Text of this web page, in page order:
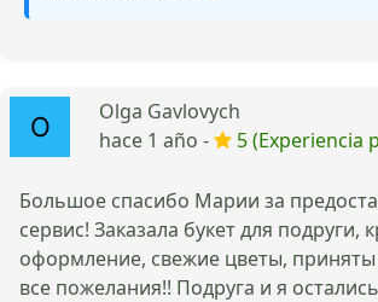
Olga Gavlovych
hace 1 año -
5 (Experiencia
Большое спасибо Марии за
сервис! Заказала букет для подруги,
оформление, свежие цветы,
все пожелания!! Подруга и я